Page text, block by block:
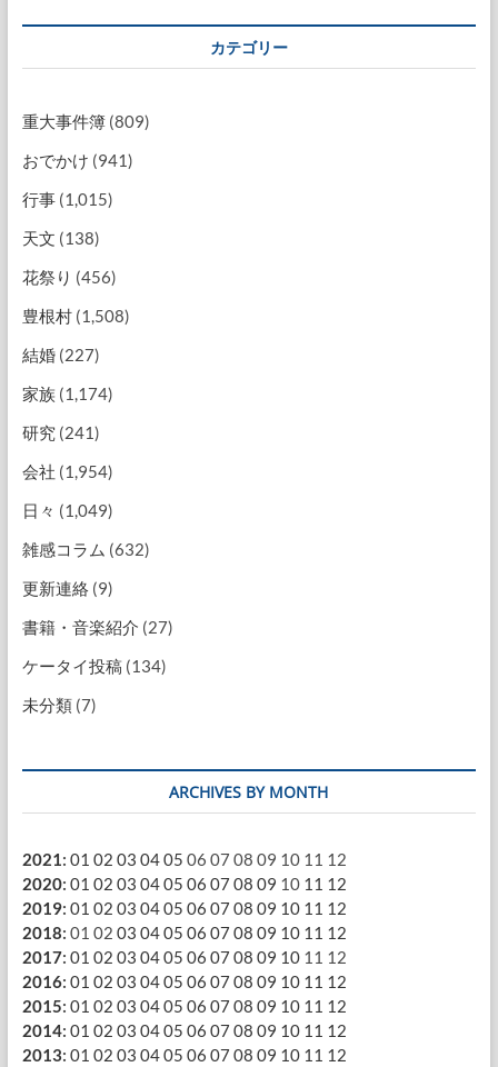
カテゴリー
重大事件簿(809)
おでかけ (941)
行事(1,015)
天文 (138)
花祭り (456)
豊根村(1,508)
結婚(227)
家族(1,174)
研究(241)
会社 (1,954)
日々 (1,049)
雑感コラム (632)
更新連絡(9)
書籍・音楽紹介 (27)
ケータイ投稿(134)
未分類(7)
ARCHIVES BY MONTH
2021: 01 02 03 0405 06 07 08 09 10 11 12
2020: 01 02 03 0405 06 07 08 09 10 11 12
2019: 01 02 03 0405 06 07 08 09 10 11 12
2018: 01 02 03 0405 06 07 08 09 10 11 12
2017: 01 02 03 0405 06 07 08 09 10 11 12
2016: 01 02 03 0405 06 07 08 09 10 11 12
2015: 01 02 03 0405 06 07 08 09 10 11 12
2014: 01 02 03 0405 06 07 08 09 10 11 12
2013: 01 02 03 0405 06 07 08 09 10 11 12